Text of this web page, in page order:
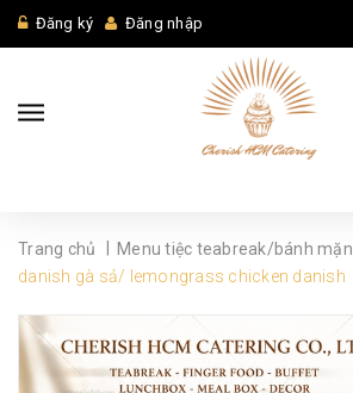
Đăng ký Đăng nhập
Trang chủ Menu tiệc teabreak/bánh mặn
danish gà sả/ lemongrass chicken danish